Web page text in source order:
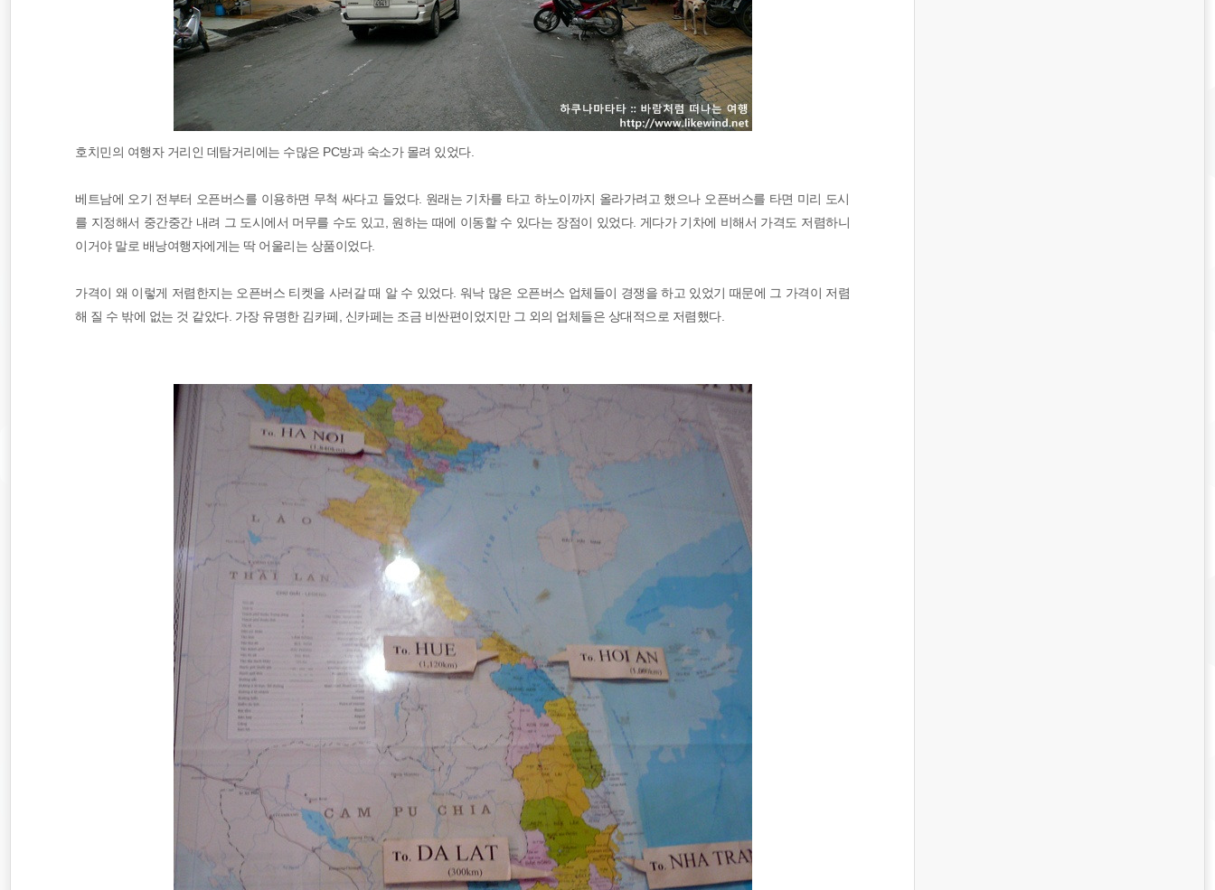
호치민의 여행자 거리인 데탐거리에는 수많은 PC방과 숙소가 몰려 있었다.
베트남에 오기 전부터 오픈버스를 이용하면 무척 싸다고 들었다. 원래는 기차를 타고 하노이까지 올라가려고 했으나 오픈버스를 타면 미리 도시
를 지정해서 중간중간 내려 그 도시에서 머무를 수도 있고, 원하는 때에 이동할 수 있다는 장점이 있었다. 게다가 기차에 비해서 가격도 저렴하니
이거야 말로 배낭여행자에게는 딱 어울리는 상품이었다.
가격이 왜 이렇게 저렴한지는 오픈버스 티켓을 사러갈 때 알 수 있었다. 워낙 많은 오픈버스 업체들이 경쟁을 하고 있었기 때문에 그 가격이 저렴
해 질 수 밖에 없는 것 같았다. 가장 유명한 김카페, 신카페는 조금 비싼편이었지만 그 외의 업체들은 상대적으로 저렴했다.